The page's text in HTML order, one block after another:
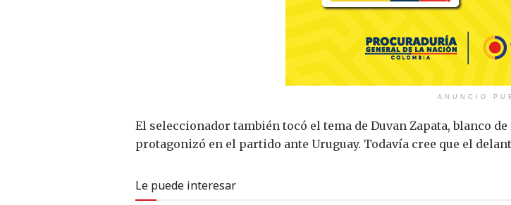
ANUNCIO
El seleccionador también tocó el tema de Duvan Zapata, blanco
protagonizó en el partido ante Uruguay. Todavía cree que el
Le puede interesar